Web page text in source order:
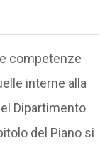
competenze
interne alla
Dipartimento
del Piano si